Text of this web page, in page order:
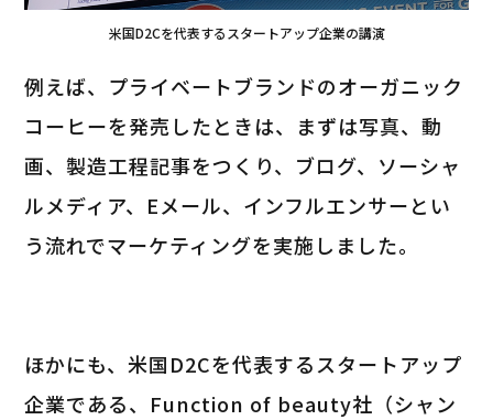
米国D2Cを代表するスタートアップ企業の講演
例えば、プライベートブランドのオーガニック
コーヒーを発売したときは、まずは写真、動
画、製造工程記事をつくり、ブログ、ソーシャ
ルメディア、Eメール、インフルエンサーとい
う流れでマーケティングを実施しました。
ほかにも、米国D2Cを代表するスタートアップ
企業である、Function of beauty社（シャン